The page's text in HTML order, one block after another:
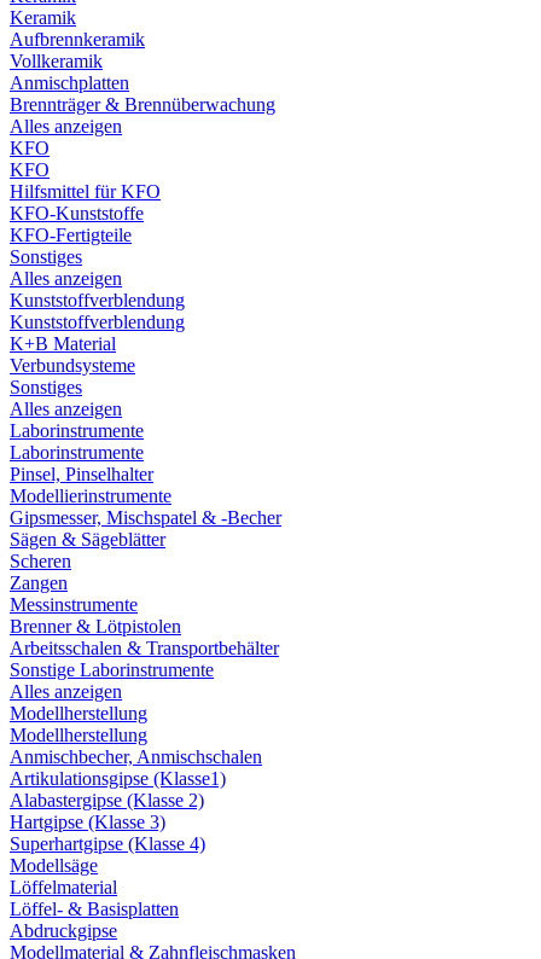
Keramik
Aufbrennkeramik
Vollkeramik
Anmischplatten
Brennträger & Brennüberwachung
Alles anzeigen
KFO
KFO
Hilfsmittel für KFO
KFO-Kunststoffe
KFO-Fertigteile
Sonstiges
Alles anzeigen
Kunststoffverblendung
Kunststoffverblendung
K+B Material
Verbundsysteme
Sonstiges
Alles anzeigen
Laborinstrumente
Laborinstrumente
Pinsel, Pinselhalter
Modellierinstrumente
Gipsmesser, Mischspatel & -Becher
Sägen & Sägeblätter
Scheren
Zangen
Messinstrumente
Brenner & Lötpistolen
Arbeitsschalen & Transportbehälter
Sonstige Laborinstrumente
Alles anzeigen
Modellherstellung
Modellherstellung
Anmischbecher, Anmischschalen
Artikulationsgipse (Klasse1)
Alabastergipse (Klasse 2)
Hartgipse (Klasse 3)
Superhartgipse (Klasse 4)
Modellsäge
Löffelmaterial
Löffel- & Basisplatten
Abdruckgipse
Modellmaterial & Zahnfleischmasken